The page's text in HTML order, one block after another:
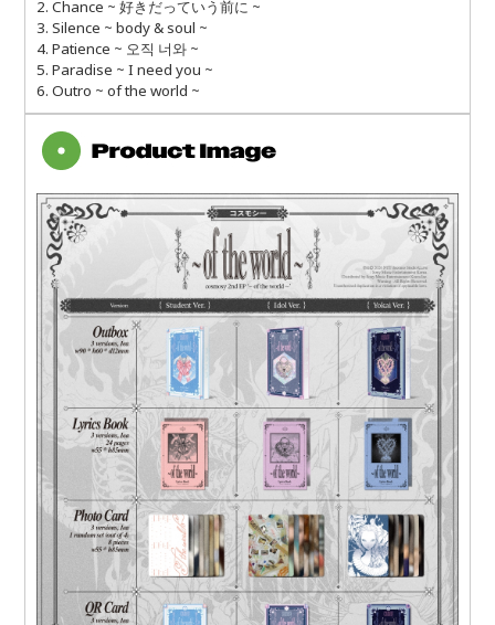
2. Chance ~ 好きだっていう前に ~
3. Silence ~ body & soul ~
4. Patience ~ 오직 너와 ~
5. Paradise ~ I need you ~
6. Outro ~ of the world ~